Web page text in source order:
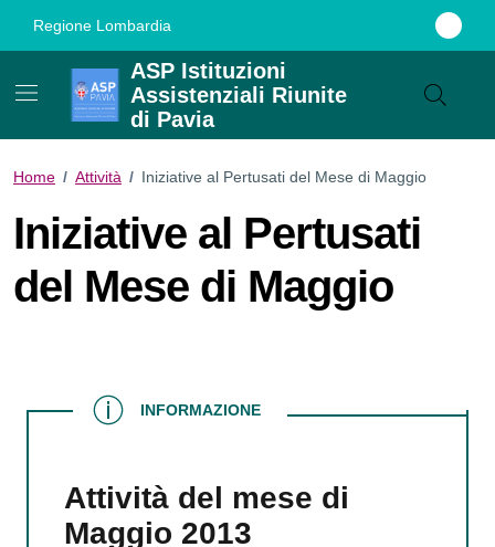
Regione Lombardia
ASP Istituzioni
Assistenziali Riunite
di Pavia
Home / Attività / Iniziative al Pertusati del Mese di Maggio
Iniziative al Pertusati
del Mese di Maggio
INFORMAZIONE
INFORMAZIONE
Attività del mese di
Maggio 2013